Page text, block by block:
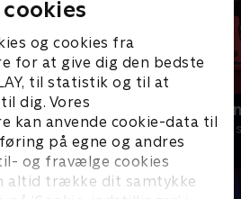
og cookies fra
for at give dig den bedste
til statistik og til at
dig. Vores
kan anvende cookie-data til
på egne og andres
og fravælge cookies
altid trække dit samtykke
Rasmus
Børneserier • 3